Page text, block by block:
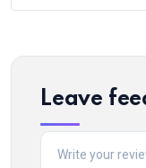
Leave